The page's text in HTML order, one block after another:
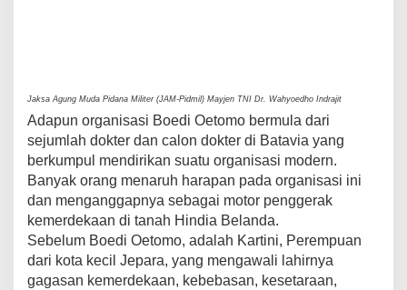
Jaksa Agung Muda Pidana Militer (JAM-Pidmil) Mayjen TNI Dr. Wahyoedho Indrajit
Adapun organisasi Boedi Oetomo bermula dari
sejumlah dokter dan calon dokter di Batavia yang
berkumpul mendirikan suatu organisasi modern.
Banyak orang menaruh harapan pada organisasi ini
dan menganggapnya sebagai motor penggerak
kemerdekaan di tanah Hindia Belanda.
Sebelum Boedi Oetomo, adalah Kartini, Perempuan
dari kota kecil Jepara, yang mengawali lahirnya
gagasan kemerdekaan, kebebasan, kesetaraan,